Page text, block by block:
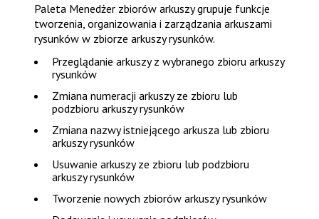
Paleta Menedżer zbiorów arkuszygrupuje funkcje
tworzenia, organizowania i zarządzania arkuszami
rysunków w zbiorze arkuszy rysunków.
Przeglądanie arkuszy z wybranego zbioru arkuszy
rysunków
Zmiana numeracji arkuszy ze zbioru lub
podzbioru arkuszy rysunków
Zmiana nazwy istniejącego arkusza lub zbioru
arkuszy rysunków
Usuwanie arkuszy ze zbioru lub podzbioru
arkuszy rysunków
Tworzenie nowych zbiorów arkuszy rysunków